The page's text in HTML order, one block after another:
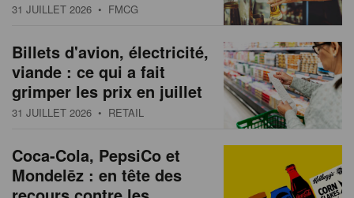
31 JUILLET 2026 • FMCG
Billets d'avion, électricité,
viande : ce qui a fait
grimper les prix en juillet
31 JUILLET 2026 • RETAIL
Coca-Cola, PepsiCo et
Mondelēz : en tête des